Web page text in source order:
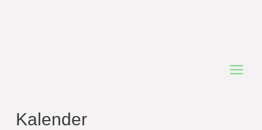
Main
Kalender